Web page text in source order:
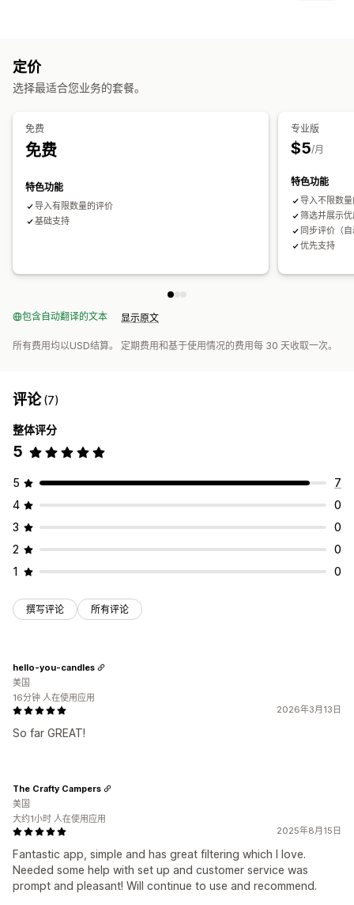
导入和导出
定价
选择最适合您业务的套餐。
免费
免费
特色功能
导入有限数量的评价
基础支持
专业版
$5/月
特色功能
导入不限数
筛选并展示
同步评价（
优先支持
包含自动翻译的文本 显示原文
所有费用均以USD结算。 定期费用和基于使用情况的费用每 30 天收取一次。
评论(7)
整体评分
5
5
7
4
0
3
0
2
0
1
0
撰写评论 所有评论
2026年3月13日
So far GREAT!
hello-you-candles
美国
16分钟 人在使用应用
2025年8月15日
Fantastic app, simple and has great filtering which I love.
Needed some help with set up and customer service was
prompt and pleasant! Will continue to use and recommend.
The Crafty Campers
美国
大约1小时 人在使用应用